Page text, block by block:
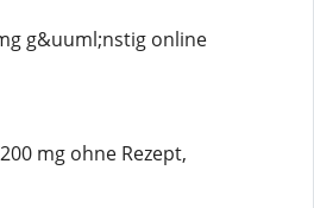
g&uuml;nstig online
mg ohne Rezept,